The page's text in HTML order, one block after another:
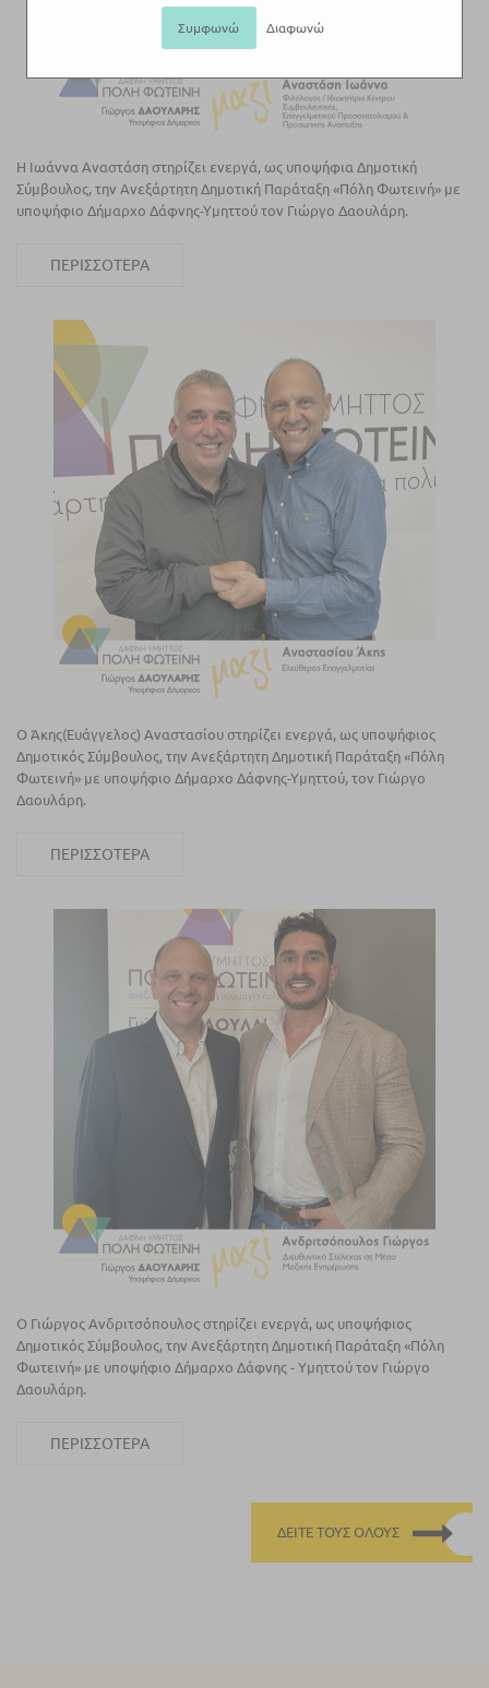
Η Ιωάννα Αναστάση στηρίζει ενεργά, ως υποψήφια Δημοτική
Σύμβουλος, την Ανεξάρτητη Δημοτική Παράταξη «Πόλη Φωτεινή» με
υποψήφιο Δήμαρχο Δάφνης-Υμηττού τον Γιώργο Δαουλάρη.
ΠΕΡΙΣΣΌΤΕΡΑ
O Άκης(Ευάγγελος) Αναστασίου στηρίζει ενεργά, ως υποψήφιος
Δημοτικός Σύμβουλος, την Ανεξάρτητη Δημοτική Παράταξη «Πόλη
Φωτεινή» με υποψήφιο Δήμαρχο Δάφνης-Υμηττού, τον Γιώργο
Δαουλάρη.
ΠΕΡΙΣΣΌΤΕΡΑ
Ο Γιώργος Ανδριτσόπουλος στηρίζει ενεργά, ως υποψήφιος
Δημοτικός Σύμβουλος, την Ανεξάρτητη Δημοτική Παράταξη «Πόλη
Φωτεινή» με υποψήφιο Δήμαρχο Δάφνης - Υμηττού τον Γιώργο
Δαουλάρη.
ΠΕΡΙΣΣΌΤΕΡΑ
ΔΕΊΤΕ ΤΟΥΣ ΌΛΟΥΣ
Συμφωνώ Διαφωνώ